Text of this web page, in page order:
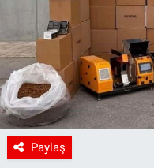
Paylaş